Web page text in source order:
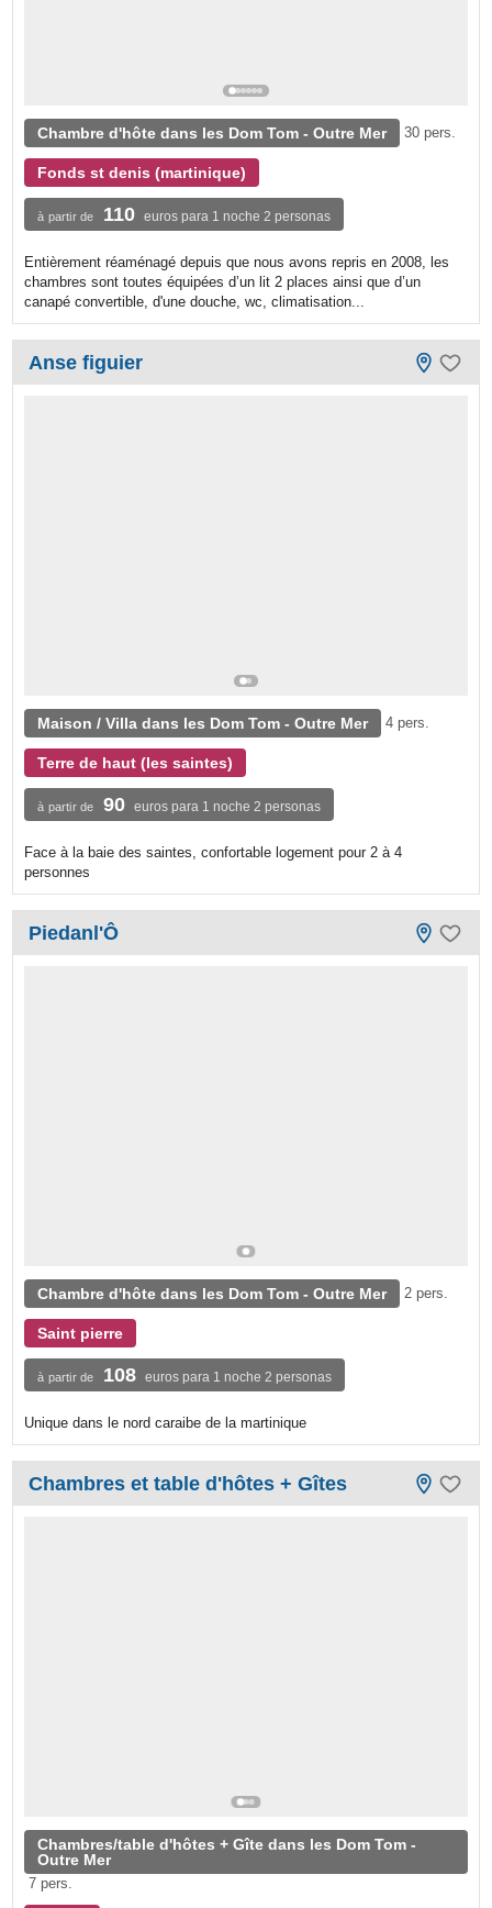
Chambre d'hôte dans les Dom Tom - Outre Mer 30 pers.
Fonds st denis (martinique)
à partir de 110 euros para 1 noche 2 personas
Entièrement réaménagé depuis que nous avons repris en 2008, les
chambres sont toutes équipées d’un lit 2 places ainsi que d’un
canapé convertible, d'une douche, wc, climatisation...
Anse figuier
Maison / Villa dans les Dom Tom - Outre Mer 4 pers.
Terre de haut (les saintes)
à partir de 90 euros para 1 noche 2 personas
Face à la baie des saintes, confortable logement pour 2 à 4
personnes
Piedanl'Ô
Chambre d'hôte dans les Dom Tom - Outre Mer 2 pers.
Saint pierre
à partir de 108 euros para 1 noche 2 personas
Unique dans le nord caraibe de la martinique
Chambres et table d'hôtes + Gîtes
Chambres/table d'hôtes + Gîte dans les Dom Tom -
Outre Mer
7 pers.